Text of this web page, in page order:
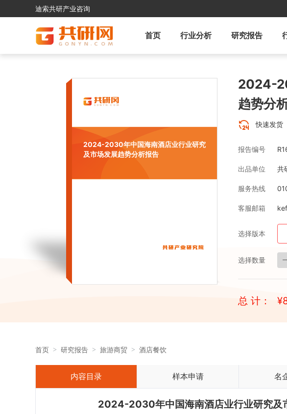
迪索共研产业咨询
首页 行业分析 研究报告
2024-2030年中国海南酒店业行业研究
及市场发展趋势分析报告
2024-
趋势分
快速发货
报告编号
出品单位 共
服务热线
客服邮箱
选择版本
选择数量
总 计： ¥
首页 研究报告 旅游商贸 酒店餐饮
内容目录 样本申请 名
2024-2030年中国海南酒店业行业研究及